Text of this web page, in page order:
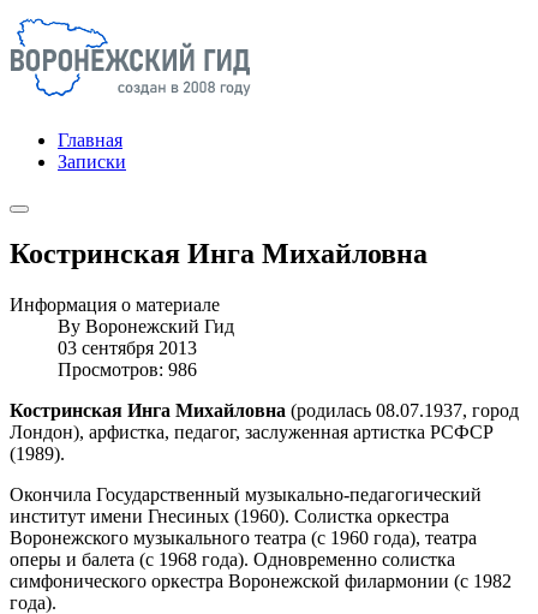
Главная
Записки
Костринская Инга Михайловна
Информация о материале
By Воронежский Гид
03 сентября 2013
Просмотров: 986
Костринская Инга Михайловна (родилась 08.07.1937, город
Лондон), арфистка, педагог, заслуженная артистка РСФСР
(1989).
Окончила Государственный музыкально-педагогический
институт имени Гнесиных (1960). Солистка оркестра
Воронежского музыкального театра (с 1960 года), театра
оперы и балета (с 1968 года). Одновременно солистка
симфонического оркестра Воронежской филармонии (с 1982
года).